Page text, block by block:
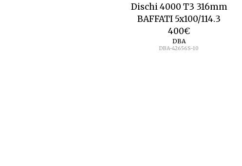
Dischi 4000 T3 316mm
BAFFATI 5x100/114.3
400€
DBA
DBA-42656S-10